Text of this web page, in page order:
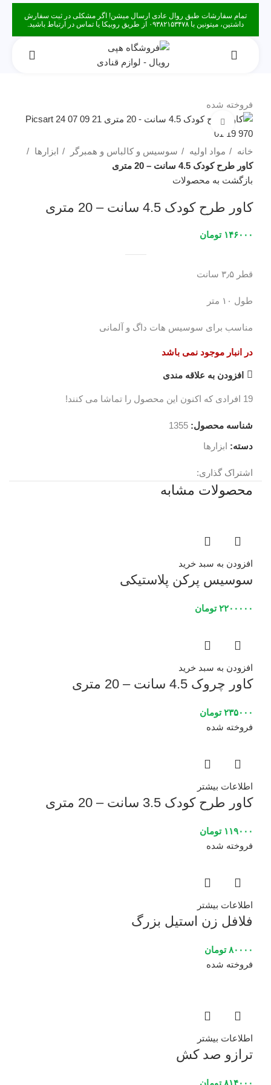
تمام سفارشات طبق روال عادی ارسال میشن! اگر مشکلی در ثبت سفارش
داشتین، میتونین با ۰۹۳۸۲۱۵۳۴۷۸ از طریق روبیکا یا تماس در ارتباط باشید.
فروخته شده
برای بزرگنمایی کلیک کنید
خانه مواد اولیه سوسیس و کالباس و همبرگر
ابزارها
کاور طرح کودک 4.5 سانت – 20 متری
بازگشت به محصولات
کاور طرح کودک 4.5 سانت – 20 متری
۱۴۶۰۰۰ تومان
قطر ۳٫۵ سانت
طول ۱۰ متر
مناسب برای سوسیس هات داگ و آلمانی
در انبار موجود نمی باشد
افزودن به علاقه مندی
19 افرادی که اکنون این محصول را تماشا می کنند!
شناسه محصول: 1355
دسته: ابزارها
اشتراک گذاری:
محصولات مشابه
افزودن به سبد خرید
سوسیس پرکن پلاستیکی
۲۲۰۰۰۰۰ تومان
افزودن به سبد خرید
کاور چروک 4.5 سانت – 20 متری
۲۳۵۰۰۰ تومان
فروخته شده
اطلاعات بیشتر
کاور طرح کودک 3.5 سانت – 20 متری
۱۱۹۰۰۰ تومان
فروخته شده
اطلاعات بیشتر
فلافل زن استیل بزرگ
۸۰۰۰۰ تومان
فروخته شده
اطلاعات بیشتر
ترازو صد کش
۸۱۴۰۰۰ تومان